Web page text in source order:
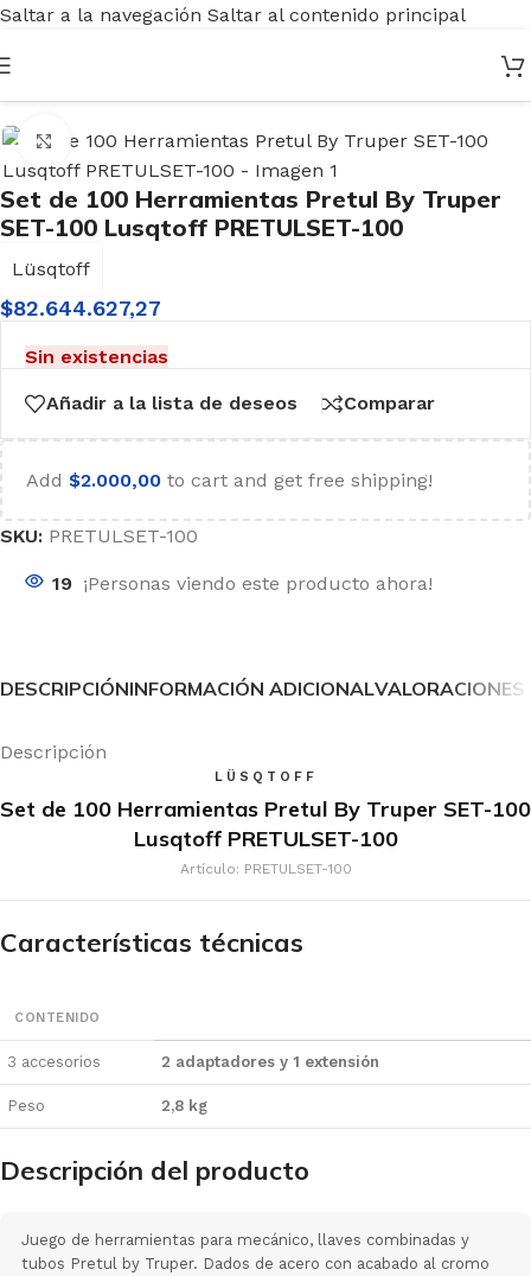
Saltar a la navegación Saltar al contenido principal
Inicio
Haga clic para ampliar
Set de 100 Herramientas Pretul By Truper
SET-100 Lusqtoff PRETULSET-100
Lüsqtoff
$82.644.627,27
Sin existencias
Añadir a la lista de deseos Comparar
Add $2.000,00 to cart and get free shipping!
SKU: PRETULSET-100
19 ¡Personas viendo este producto ahora!
DESCRIPCIÓNINFORMACIÓN ADICIONAL
Descripción
LÜSQTOFF
Set de 100 Herramientas Pretul By Truper SET-100
Lusqtoff PRETULSET-100
Artículo: PRETULSET-100
Características técnicas
CONTENIDO
3 accesorios 2 adaptadores y 1 extensión
Peso 2,8 kg
Descripción del producto
Juego de herramientas para mecánico, llaves combinadas y
tubos Pretul by Truper. Dados de acero con acabado al cromo